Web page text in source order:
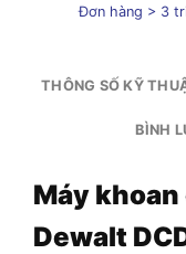
Đơn hàng > 3
THÔNG SỐ KỸ
BÌNH
Máy khoan
Dewalt